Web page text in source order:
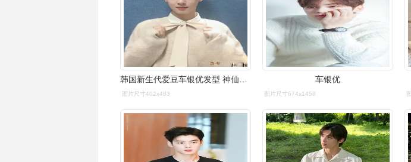
图片尺寸402x483
车银优
图片尺寸674x1458